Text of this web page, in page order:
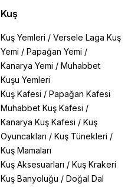
Malzemesi
Faydalı bakteriler,
amonyak ve nitriti
yüzey alanı
ev sahipliği
sabit tutar.
ile yıllarca dayanır,
ekonomik bir çözüm
suyun
parçalanmasına
Kuş
Kuş Yemleri / Versele Laga Kuş
Yemi / Papağan Yemi /
Kanarya Yemi / Muhabbet
Kuşu Yemleri
Kuş Kafesi / Papağan Kafesi
Muhabbet Kuş Kafesi /
Kanarya Kuş Kafesi / Kuş
Oyuncakları / Kuş Tünekleri /
Kuş Mamaları
Kuş Aksesuarları / Kuş Krakeri
Kuş Banyoluğu / Doğal Dal